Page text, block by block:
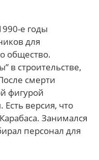
е годы
для
общество.
в строительстве,
смерти
фигурой
версия, что
Занимался
персонал для